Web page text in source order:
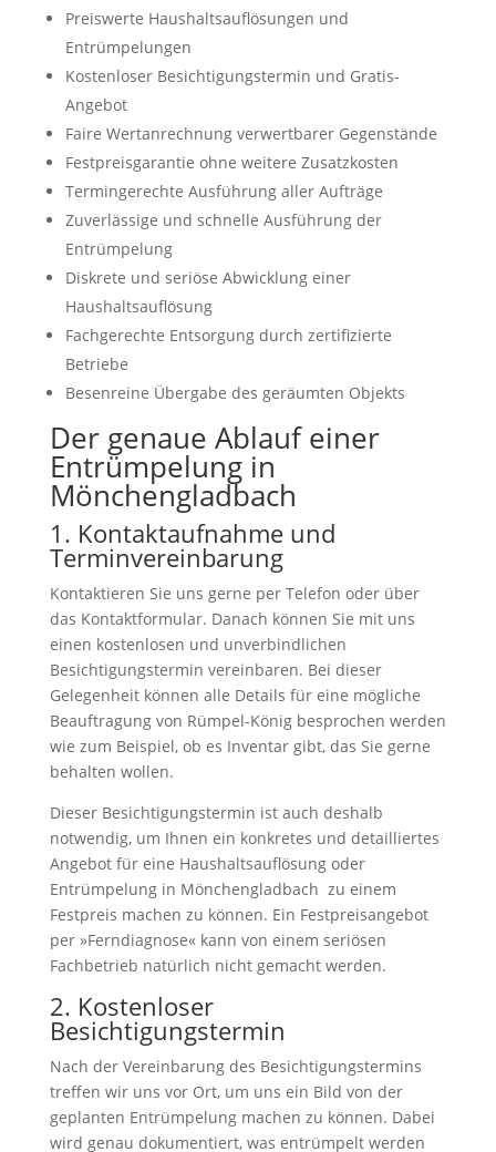
Preiswerte Haushaltsauflösungen und
Entrümpelungen
Kostenloser Besichtigungstermin und Gratis-
Angebot
Faire Wertanrechnung verwertbarer Gegenstände
Festpreisgarantie ohne weitere Zusatzkosten
Termingerechte Ausführung aller Aufträge
Zuverlässige und schnelle Ausführung der
Entrümpelung
Diskrete und seriöse Abwicklung einer
Haushaltsauflösung
Fachgerechte Entsorgung durch zertifizierte
Betriebe
Besenreine Übergabe des geräumten Objekts
Der genaue Ablauf einer
Entrümpelung in
Mönchengladbach
1. Kontaktaufnahme und
Terminvereinbarung
Kontaktieren Sie uns gerne per Telefon oder über
das Kontaktformular. Danach können Sie mit uns
einen kostenlosen und unverbindlichen
Besichtigungstermin vereinbaren. Bei dieser
Gelegenheit können alle Details für eine mögliche
Beauftragung von Rümpel-König besprochen werden
wie zum Beispiel, ob es Inventar gibt, das Sie gerne
behalten wollen.
Dieser Besichtigungstermin ist auch deshalb
notwendig, um Ihnen ein konkretes und detailliertes
Angebot für eine Haushaltsauflösung oder
Entrümpelung in Mönchengladbach zu einem
Festpreis machen zu können. Ein Festpreisangebot
per »Ferndiagnose« kann von einem seriösen
Fachbetrieb natürlich nicht gemacht werden.
2. Kostenloser
Besichtigungstermin
Nach der Vereinbarung des Besichtigungstermins
treffen wir uns vor Ort, um uns ein Bild von der
geplanten Entrümpelung machen zu können. Dabei
wird genau dokumentiert, was entrümpelt werden